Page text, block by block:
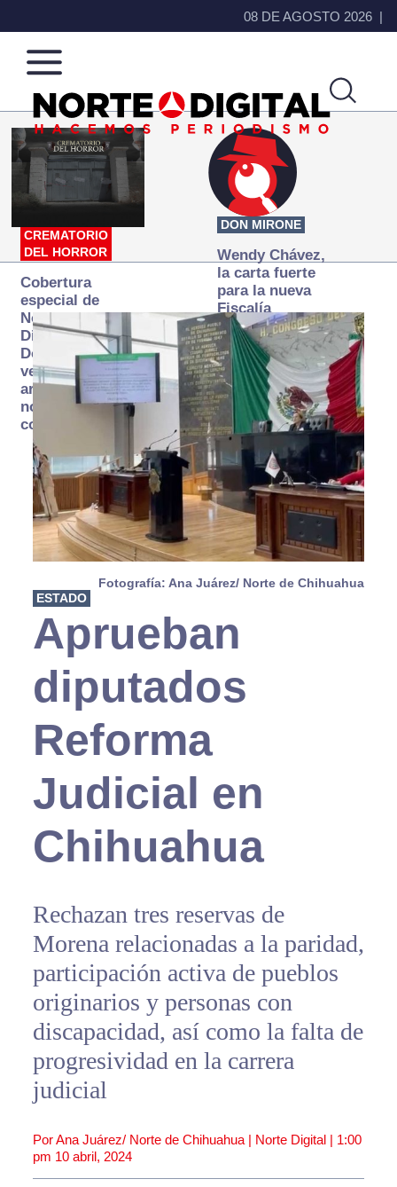
08 DE AGOSTO 2026
Norte
de
Ciudad
Más
que
noticias,
hacemos periodismo
CREMATORIO
DEL HORROR
Cobertura
especial de
Norte
Digital:
Donde la
verdad
arde… pero
no se
consume
DON MIRONE
Wendy Chávez,
la carta fuerte
para la nueva
Fiscalía
autónoma
Fotografía: Ana Juárez/ Norte de Chihuahua
ESTADO
Aprueban
diputados
Reforma
Judicial en
Chihuahua
Rechazan tres reservas de
Morena relacionadas a la paridad,
participación activa de pueblos
originarios y personas con
discapacidad, así como la falta de
progresividad en la carrera
judicial
Por Ana Juárez/ Norte de Chihuahua | Norte Digital | 1:00
pm 10 abril, 2024